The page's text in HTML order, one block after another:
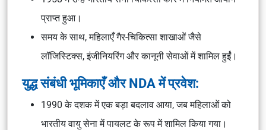
प्राप्त हुआ।
समय के साथ, महिलाएँ गैर-चिकित्सा शाखाओं जैसे
लॉजिस्टिक्स, इंजीनियरिंग और कानूनी सेवाओं में शामिल हुईं।
युद्ध संबंधी भूमिकाएँ और NDA में प्रवेश:
1990 के दशक में एक बड़ा बदलाव आया, जब महिलाओं को
भारतीय वायु सेना में पायलट के रूप में शामिल किया गया।